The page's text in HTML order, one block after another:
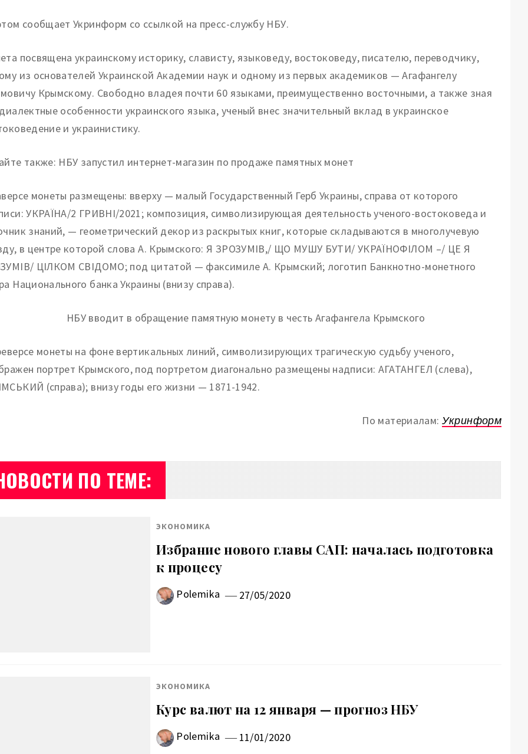
сообщает Укринформ со ссылкой на пресс-службу НБУ.
посвящена украинскому историку, слависту, языковеду, востоковеду, писателю, переводчику,
из основателей Украинской Академии наук и одному из первых академиков — Агафангелу
Крымскому. Свободно владея почти 60 языками, преимущественно восточными, а также зная
особенности украинского языка, ученый внес значительный вклад в украинское
и украинистику.
также: НБУ запустил интернет-магазин по продаже памятных монет
монеты размещены: вверху — малый Государственный Герб Украины, справа от которого
УКРАЇНА/2 ГРИВНІ/2021; композиция, символизирующая деятельность ученого-востоковеда и
знаний, — геометрический декор из раскрытых книг, которые складываются в многолучевую
в центре которой слова А. Крымского: Я ЗРОЗУМІВ,/ ЩО МУШУ БУТИ/ УКРАЇНОФІЛОМ –/ ЦЕ Я
ЦІЛКОМ СВІДОМО; под цитатой — факсимиле А. Крымский; логотип Банкнотно-монетного
Национального банка Украины (внизу справа).
монеты на фоне вертикальных линий, символизирующих трагическую судьбу ученого,
портрет Крымского, под портретом диагонально размещены надписи: АГАТАНГЕЛ (слева),
(справа); внизу годы его жизни — 1871-1942.
По материалам: Укринформ
ПО ТЕМЕ:
ЭКОНОМИКА
Избрание нового главы САП: началась подготовка
к процесу
Polemika 27/05/2020
ЭКОНОМИКА
Курс валют на 12 января — прогноз НБУ
Polemika 11/01/2020